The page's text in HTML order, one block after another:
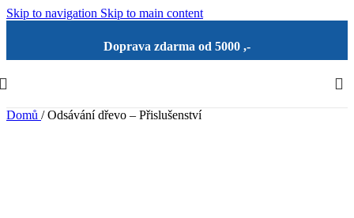
Skip to navigation Skip to main content
Doprava zdarma od 5000 ,-
Domů / Odsávání dřevo – Přislušenství